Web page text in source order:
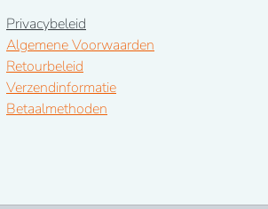
Privacybeleid
Algemene Voorwaarden
Retourbeleid
Verzendinformatie
Betaalmethoden